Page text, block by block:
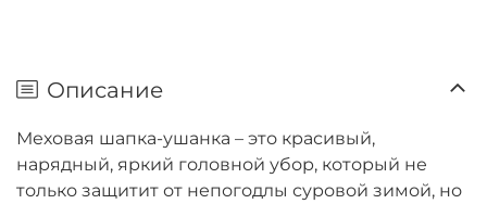
Описание
Меховая шапка-ушанка – это красивый,
нарядный, яркий головной убор, который не
только защитит от непогодлы суровой зимой, но